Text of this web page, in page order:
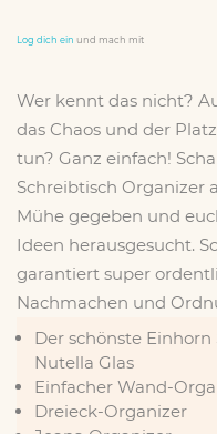
Log dich ein und mach mit
Wer kennt das nicht?
das Chaos und der
tun? Ganz einfach!
Schreibtisch Organizer
Mühe gegeben und
Ideen herausgesucht.
garantiert super
Nachmachen und
Der schönste
Nutella Glas
Einfacher Wand-
Dreieck-Organizer